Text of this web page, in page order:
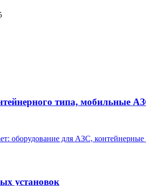
типа, мобильные
оборудование для АЗС,
установок